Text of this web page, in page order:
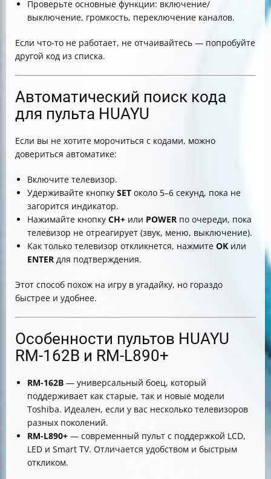
Проверьте основные функции: включение/
выключение, громкость, переключение каналов.
Если что-то не работает, не отчаивайтесь — попробуйте
другой код из списка.
Автоматический поиск кода
для пульта HUAYU
Если вы не хотите морочиться с кодами, можно
довериться автоматике:
Включите телевизор.
Удерживайте кнопку SET около 5–6 секунд, пока не
загорится индикатор.
Нажимайте кнопку CH+ или POWER по очереди, пока
телевизор не отреагирует (звук, меню, выключение).
Как только телевизор откликнется, нажмите OK или
ENTER для подтверждения.
Этот способ похож на игру в угадайку, но гораздо
быстрее и удобнее.
Особенности пультов HUAYU
RM-162B и RM-L890+
RM-162B — универсальный боец, который
поддерживает как старые, так и новые модели
Toshiba. Идеален, если у вас несколько телевизоров
разных поколений.
RM-L890+ — современный пульт с поддержкой LCD,
LED и Smart TV. Отличается удобством и быстрым
откликом.